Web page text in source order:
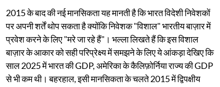
2015 के बाद की नई मानसिकता यह मानती है कि भारत विदेशी निवेशकों
पर अपनी शर्तें थोप सकता है क्योंकि निवेशक "विशाल" भारतीय बाज़ार में
प्रवेश करने के लिए "मरे जा रहे हैं"। भल्ला लिखते हैं कि इस विशाल
बाज़ार के आकार को सही परिप्रेक्ष्य में समझने के लिए ये आंकड़ा देखिए कि
साल 2025 में भारत की GDP, अमेरिका के कैलिफ़ोर्निया राज्य की GDP
से भी कम थी। बहरहाल, इसी मानसिकता के चलते 2015 में द्विपक्षीय